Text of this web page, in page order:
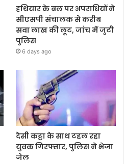
हथियार के बल पर अपराधियों ने
सीएसपी संचालक से करीब
सवा लाख की लूट, जांच में जुटी
पुलिस
6 days ago
देसी कट्टा के साथ टहल रहा
युवक गिरफ्तार, पुलिस ने भेजा
जेल